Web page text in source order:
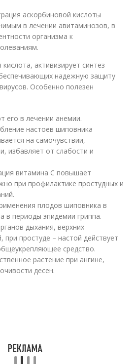
аскорбиновой кислоты
в лечении авитаминозов, в
организма к
активизирует синтез
надежную защиту
Особенно полезен
его в лечении анемии.
настоев шиповника
на самочувствии,
избавляет от слабости и
витамина C повышает
при профилактике простудных и
плодов шиповника в
в периоды эпидемии гриппа.
дыхания, верхних
при простуде – настой действует
средство.
растение при ангине,
десен.